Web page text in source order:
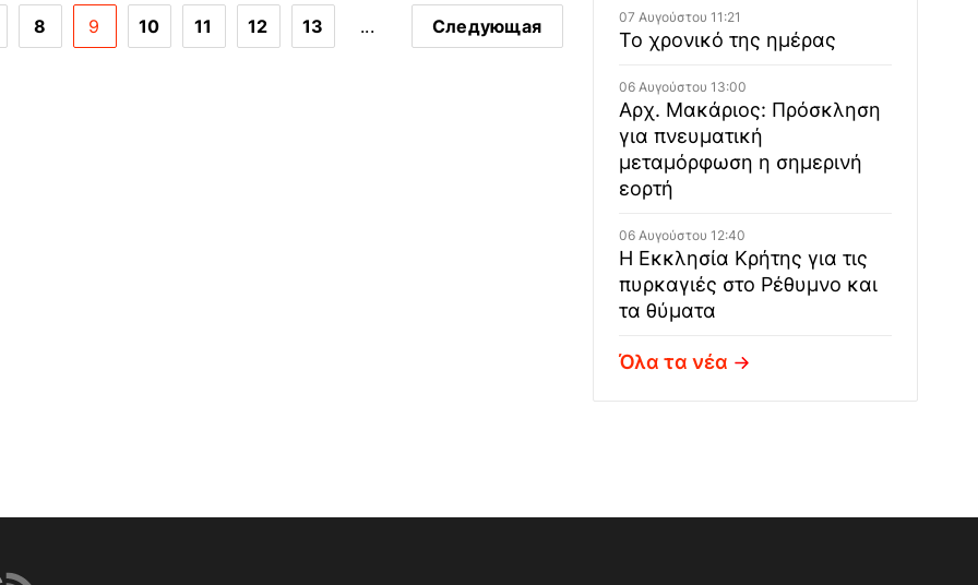
8 9 10 11 12 13 ... Следующая 07 Αυγούστου 11:21
Το χρονικό της ημέρας
06 Αυγούστου 13:00
Αρχ. Μακάριος: Πρόσκληση
για πνευματική
μεταμόρφωση η σημερινή
εορτή
06 Αυγούστου 12:40
Η Εκκλησία Κρήτης για τις
πυρκαγιές στο Ρέθυμνο και
τα θύματα
Όλα τα νέα